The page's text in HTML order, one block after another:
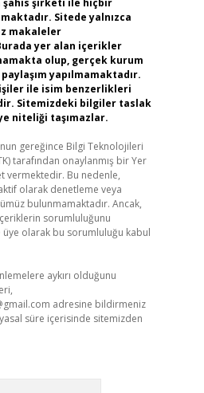
şirketi ile hiçbir
Sitede yalnızca
makaleler
yer alan içerikler
olup, gerçek kurum
yapılmamaktadır.
ile isim benzerlikleri
Sitemizdeki bilgiler taslak
niteliği taşımazlar.
gereğince Bilgi Teknolojileri
tarafından onaylanmış bir Yer
vermektedir. Bu nedenle,
olarak denetleme veya
bulunmamaktadır. Ancak,
sorumluluğunu
üye olarak bu sorumluluğu kabul
aykırı olduğunu
adresine bildirmeniz
süre içerisinde sitemizden